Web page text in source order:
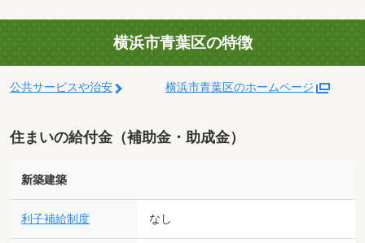
横浜市青葉区の特徴
公共サービスや治安 横浜市青葉区のホームページ
住まいの給付金（補助金・助成金）
新築建築
利子補給制度 なし